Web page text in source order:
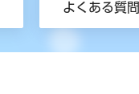
よくある質問